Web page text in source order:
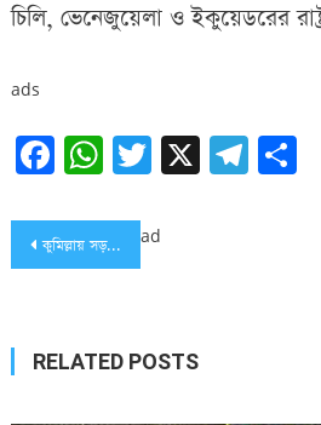
চিলি, ভেনেজুয়েলা ও ইকুয়েডরের
ads
Facebook
WhatsApp
Twitter
X
Post
কুমিল্লায় সড়ক দূর্ঘটনা কেড়ে নিল ৩ মটরসাইকেল আরোহীর প্রাণ ad
RELATED POSTS